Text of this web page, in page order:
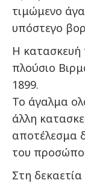
τιμώμενο
υπόστεγο
Η κατασκευή
πλούσιο
1899.
Το άγαλμα
άλλη
αποτέλεσμα
του
Στη